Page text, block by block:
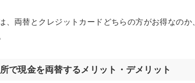
、両替とクレジットカードどちらの方がお得なの
で現金を両替するメリット・デメリット